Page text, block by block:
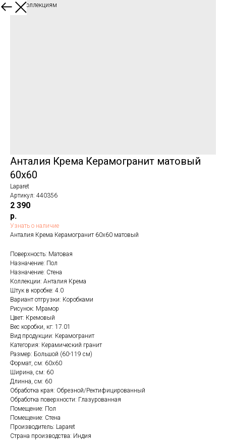
Назад к коллекциям
Анталия Крема Керамогранит матовый
60x60
Laparet
Артикул: 440356
2 390
р.
Узнать о наличие
Анталия Крема Керамогранит 60х60 матовый
Поверхность: Матовая
Назначение: Пол
Назначение: Стена
Коллекции: Анталия Крема
Штук в коробке: 4.0
Вариант отгрузки: Коробками
Рисунок: Мрамор
Цвет: Кремовый
Вес коробки, кг: 17.01
Вид продукции: Керамогранит
Категория: Керамический гранит
Размер: Большой (60-119 см)
Формат, см: 60x60
Ширина, см: 60
Длинна, см: 60
Обработка края: Обрезной/Ректифицированный
Обработка поверхности: Глазурованная
Помещение: Пол
Помещение: Стена
Производитель: Laparet
Страна производства: Индия